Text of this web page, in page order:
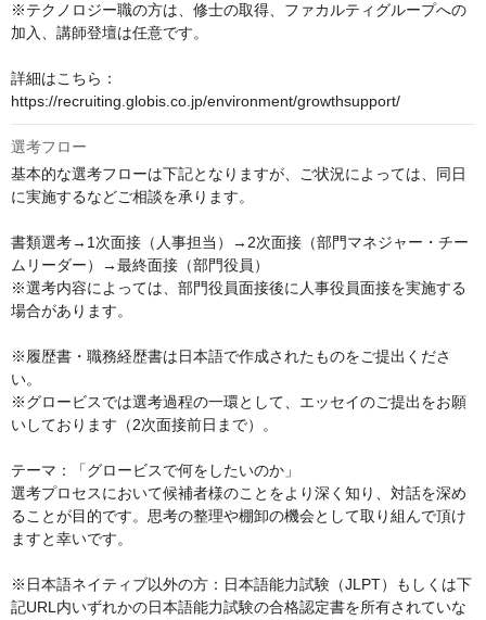
※テクノロジー職の方は、修士の取得、ファカルティグループへの
加入、講師登壇は任意です。
詳細はこちら：
https://recruiting.globis.co.jp/environment/growthsupport/
選考フロー
基本的な選考フローは下記となりますが、ご状況によっては、同日
に実施するなどご相談を承ります。
書類選考→1次面接（人事担当）→2次面接（部門マネジャー・チー
ムリーダー）→最終面接（部門役員）
※選考内容によっては、部門役員面接後に人事役員面接を実施する
場合があります。
※履歴書・職務経歴書は日本語で作成されたものをご提出くださ
い。
※グロービスでは選考過程の一環として、エッセイのご提出をお願
いしております（2次面接前日まで）。
テーマ：「グロービスで何をしたいのか」
選考プロセスにおいて候補者様のことをより深く知り、対話を深め
ることが目的です。思考の整理や棚卸の機会として取り組んで頂け
ますと幸いです。
※日本語ネイティブ以外の方：日本語能力試験（JLPT）もしくは下
記URL内いずれかの日本語能力試験の合格認定書を所有されていな